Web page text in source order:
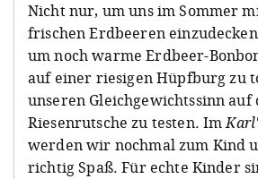
Nicht nur, um uns im Sommer
frischen Erdbeeren
um noch warme Erdbeer-
auf einer riesigen Hüpfburg zu
unseren Gleichgewichtssinn auf
Riesenrutsche zu testen. Im
werden wir nochmal zum Kind
richtig Spaß. Für echte Kinder